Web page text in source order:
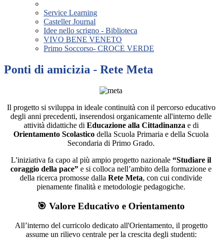
Service Learning
Casteller Journal
Idee nello scrigno - Biblioteca
VIVO BENE VENETO
Primo Soccorso- CROCE VERDE
Ponti di amicizia - Rete Meta
Il progetto si sviluppa in ideale continuità con il percorso educativo
degli anni precedenti, inserendosi organicamente all'interno delle
attività didattiche di Educazione alla Cittadinanza e di
Orientamento Scolastico della Scuola Primaria e della Scuola
Secondaria di Primo Grado.
L'iniziativa fa capo al più ampio progetto nazionale “Studiare il
coraggio della pace” e si colloca nell’ambito della formazione e
della ricerca promosse dalla Rete Meta, con cui condivide
pienamente finalità e metodologie pedagogiche.
🎯 Valore Educativo e Orientamento
All’interno del curricolo dedicato all'Orientamento, il progetto
assume un rilievo centrale per la crescita degli studenti: